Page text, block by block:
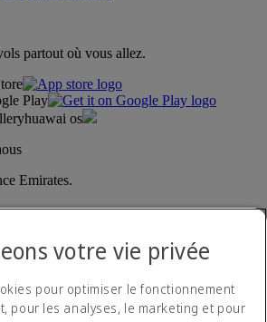
partout où vous allez.
Play
huawai os
Emirates.
votre vie privée
pour optimiser le fonctionnement
pour les analyses, le marketing et pour